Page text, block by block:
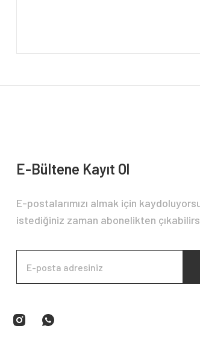
E-Bültene Kayıt Ol
E-postalarımızı almak için
istediğiniz zaman abonelikten